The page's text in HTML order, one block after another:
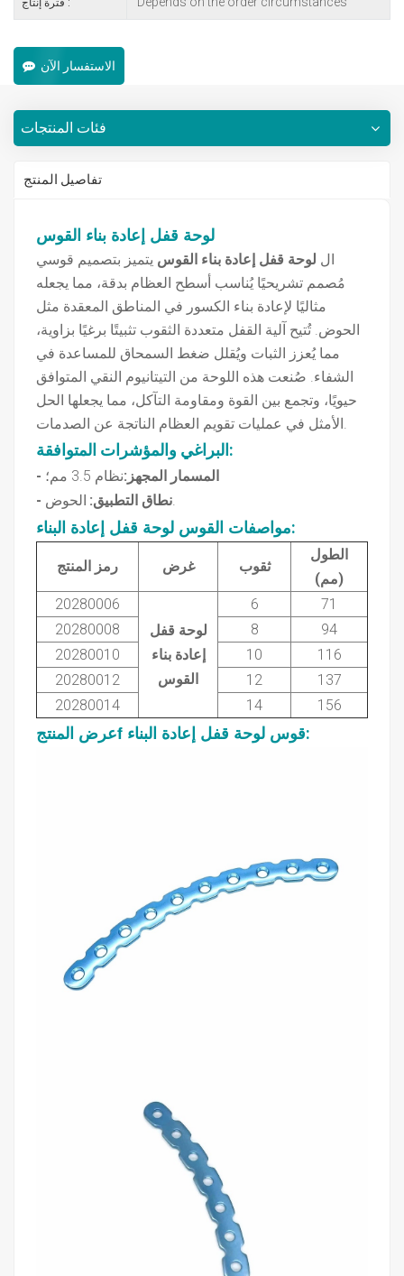
فترة إنتاج :
الاستفسار الآن
فئات المنتجات
تفاصيل المنتج
لوحة قفل إعادة بناء القوس
ال لوحة قفل إعادة بناء القوس يتميز بتصميم قوسي
مُصمم تشريحيًا يُناسب أسطح العظام بدقة، مما يجعله
مثاليًا لإعادة بناء الكسور في المناطق المعقدة مثل
الحوض. تُتيح آلية القفل متعددة الثقوب تثبيتًا برغيًا بزاوية،
مما يُعزز الثبات ويُقلل ضغط السمحاق للمساعدة في
الشفاء. صُنعت هذه اللوحة من التيتانيوم النقي المتوافق
حيويًا، وتجمع بين القوة ومقاومة التآكل، مما يجعلها الحل
الأمثل في عمليات تقويم العظام الناتجة عن الصدمات.
البراغي والمؤشرات المتوافقة :
- المسمار المجهز:نظام 3.5 مم؛
- نطاق التطبيق:الحوض.
مواصفات القوس لوحة قفل إعادة البناء :
رمز المنتج غرض ثقوب
الطول
(مم)
20280006
لوحة قفل
إعادة بناء
القوس
6
71
20280008
8
94
20280010
10
116
20280012
12
137
20280014
14 156
عرض المنتجf قوس لوحة قفل إعادة البناء :